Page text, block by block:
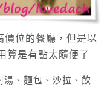
位的餐廳，但是以
算是有點太隨便了
湯、麵包、沙拉、飲